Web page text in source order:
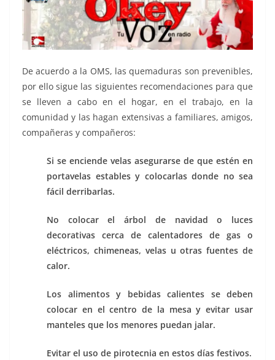
De acuerdo a la OMS, las quemaduras son prevenibles,
por ello sigue las siguientes recomendaciones para que
se lleven a cabo en el hogar, en el trabajo, en la
comunidad y las hagan extensivas a familiares, amigos,
compañeras y compañeros:
Si se enciende velas asegurarse de que estén en
portavelas estables y colocarlas donde no sea
fácil derribarlas.
No colocar el árbol de navidad o luces
decorativas cerca de calentadores de gas o
eléctricos, chimeneas, velas u otras fuentes de
calor.
Los alimentos y bebidas calientes se deben
colocar en el centro de la mesa y evitar usar
manteles que los menores puedan jalar.
Evitar el uso de pirotecnia en estos días festivos.